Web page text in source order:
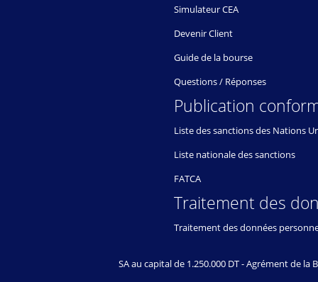
Simulateur CEA
Devenir Client
Guide de la bourse
Questions / Réponses
Publication
Liste des sanctions des Nations
Liste nationale des sanctions
FATCA
Traitement des
Traitement des données
SA au capital de 1.250.000 DT - Agrément de la